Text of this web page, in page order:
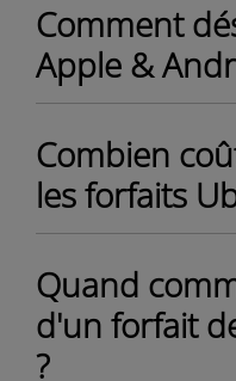
Comment
Apple &
Combien
les forfaits
Quand
d'un forfait
?